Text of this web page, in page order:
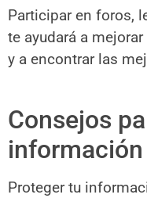
Participar en foros,
te ayudará a
y a encontrar las
Consejos
información
Proteger tu